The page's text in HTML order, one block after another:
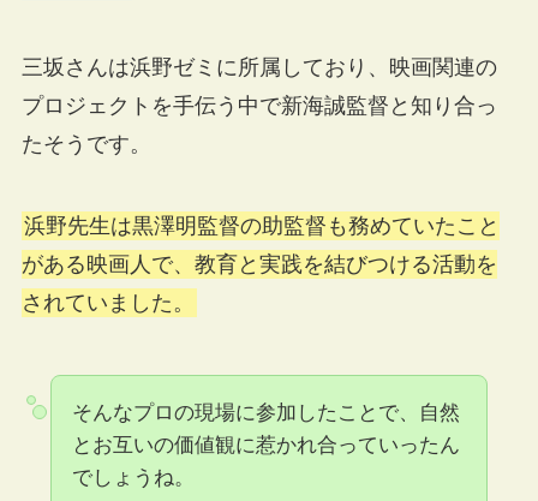
三坂さんは浜野ゼミに所属しており、映画関連の
プロジェクトを手伝う中で新海誠監督と知り合っ
たそうです。
浜野先生は黒澤明監督の助監督も務めていたこと
がある映画人で、教育と実践を結びつける活動を
されていました。
そんなプロの現場に参加したことで、自然
とお互いの価値観に惹かれ合っていったん
でしょうね。